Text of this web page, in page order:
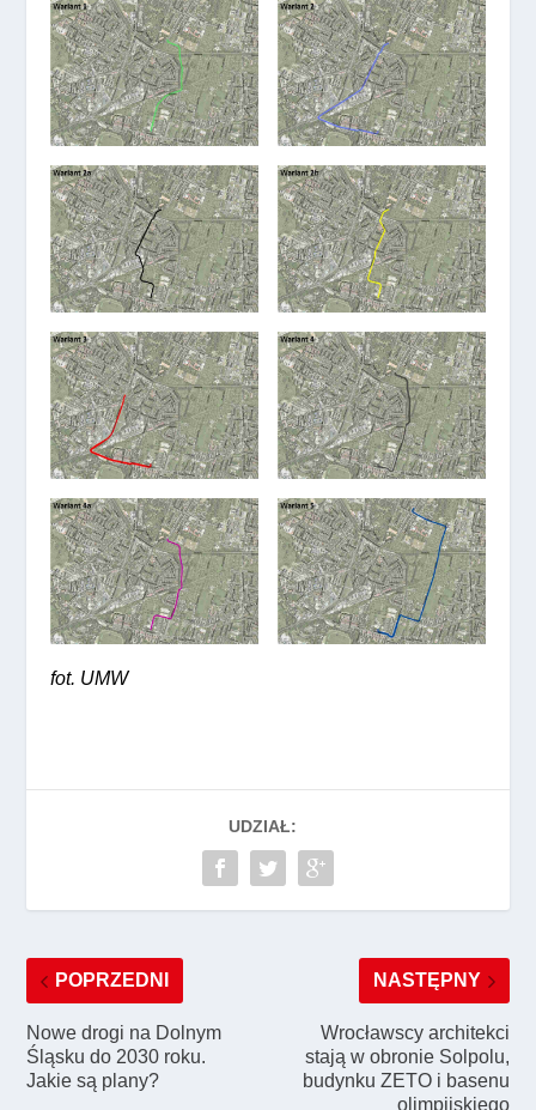
fot. UMW
UDZIAŁ:
POPRZEDNI
Nowe drogi na Dolnym
Śląsku do 2030 roku.
Jakie są plany?
NASTĘPNY
Wrocławscy architekci
stają w obronie Solpolu,
budynku ZETO i basenu
olimpijskiego